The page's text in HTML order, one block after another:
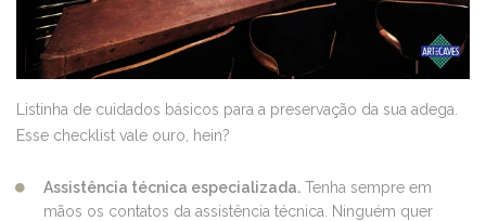
Listinha de cuidados básicos para a preservação da sua adega.
Esse checklist vale ouro, hein?
Assistência técnica especializada. Tenha sempre em
mãos os contatos da assistência técnica. Ninguém quer